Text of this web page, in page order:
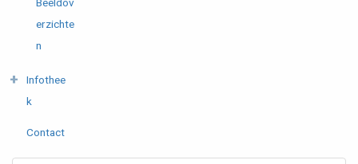
erzichte
n
Infothee
k
Contact